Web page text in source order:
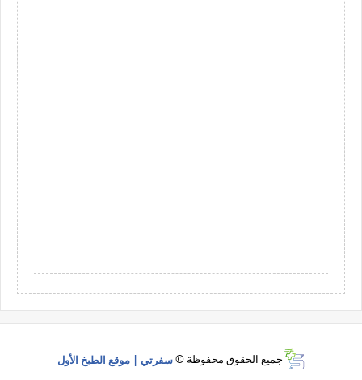
جميع الحقوق محفوظة ©سفرتي | موقع الطبخ الأول